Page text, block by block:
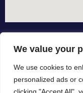
We value your
We use cookies to
personalized ads or